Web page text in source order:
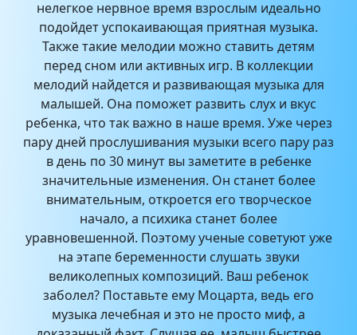
нелегкое нервное время взрослым идеально
подойдет успокаивающая приятная музыка.
Также такие мелодии можно ставить детям
перед сном или активных игр. В коллекции
мелодий найдется и развивающая музыка для
малышей. Она поможет развить слух и вкус
ребенка, что так важно в наше время. Уже через
пару дней прослушивания музыки всего пару раз
в день по 30 минут вы заметите в ребенке
значительные изменения. Он станет более
внимательным, откроется его творческое
начало, а психика станет более
уравновешенной. Поэтому ученые советуют уже
на этапе беременности слушать звуки
великолепных композиций. Ваш ребенок
заболел? Поставьте ему Моцарта, ведь его
музыка лечебная и это не просто миф, а